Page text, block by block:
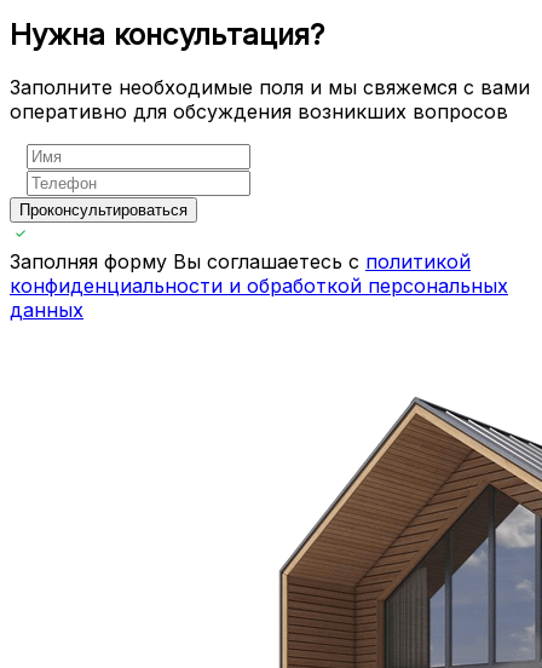
Нужна консультация?
Заполните необходимые поля и мы свяжемся с вами
оперативно для обсуждения возникших вопросов
Проконсультироваться
Заполняя форму Вы соглашаетесь с политикой
конфиденциальности и обработкой персональных
данных